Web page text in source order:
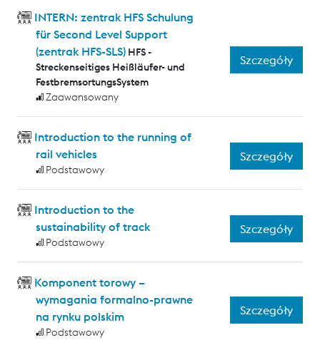
INTERN: zentrak HFS Schulung
für Second Level Support
(zentrak HFS-SLS) HFS -
Streckenseitiges Heißläufer- und
FestbremsortungsSystem
Zaawansowany
Szczegóły
Introduction to the running of
rail vehicles
Podstawowy
Szczegóły
Introduction to the
sustainability of track
Podstawowy
Szczegóły
Komponent torowy –
wymagania formalno-prawne
na rynku polskim
Podstawowy
Szczegóły